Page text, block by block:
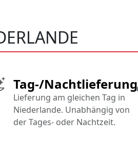
Tag-/Nachtlieferung
Lieferung am gleichen Tag in
Niederlande. Unabhängig von
der Tages- oder Nachtzeit.